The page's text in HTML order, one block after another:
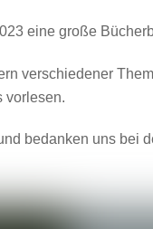
eine große
verschiedener
vorlesen.
bedanken uns bei